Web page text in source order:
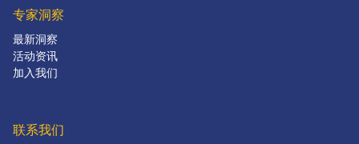
专家洞察
最新洞察
活动资讯
加入我们
联系我们